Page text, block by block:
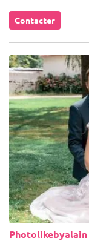
Contacter
Photolikebyalain